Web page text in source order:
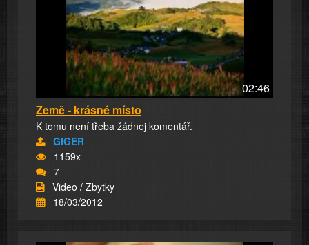
02:46
Země - krásné místo
K tomu není třeba žádnej komentář.
GIGER
1159x
7
Video / Zbytky
18/03/2012